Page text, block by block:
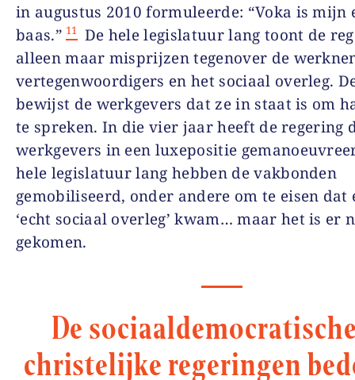
in augustus 2010 formuleerde: “Voka is mijn
baas.” 11 De hele legislatuur lang toont de
alleen maar misprijzen tegenover de
vertegenwoordigers en het sociaal overleg.
bewijst de werkgevers dat ze in staat is om
te spreken. In die vier jaar heeft de regering
werkgevers in een luxepositie
hele legislatuur lang hebben de vakbonden
gemobiliseerd, onder andere om te eisen dat
‘echt sociaal overleg’ kwam… maar het is er
gekomen.
De
christelijke regeringen